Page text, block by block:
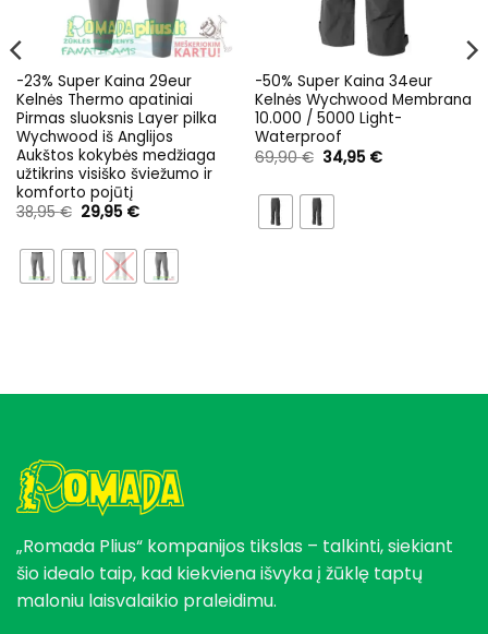
-23% Super Kaina 29eur
Kelnės Thermo apatiniai
Pirmas sluoksnis Layer pilka
Wychwood iš Anglijos
Aukštos kokybės medžiaga
užtikrins visiško šviežumo ir
komforto pojūtį
38,95€ Original
price
38,95 €.
29,95 €Current
29,95 €.
-50% Super Kaina 34eur
Kelnės Wychwood Membrana
10.000 / 5000 Light-
Waterproof
69,90€ Original
price
69,90 €.
34,95 €Current
„Romada Plius“ kompanijos tikslas – talkinti, siekiant
šio idealo taip, kad kiekviena išvyka į žūklę taptų
maloniu laisvalaikio praleidimu.